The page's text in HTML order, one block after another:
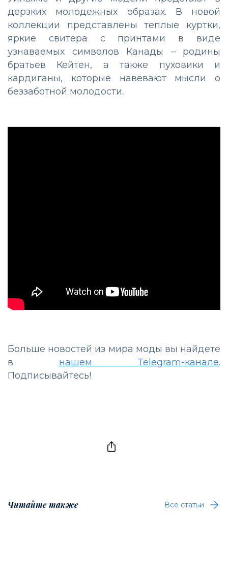
дерзких молодежных образах. В новой
коллекции представлены теплые куртки,
яркие свитера с принтами в виде
узнаваемых символов Канады – родины
братьев Кейтен, а также пуховики и
кардиганы, которые навевают мысли о
беззаботной молодости.
Больше новостей из мира моды вы найдете
в нашем Telegram-канале.
Подписывайтесь!
Читайте также Все статьи